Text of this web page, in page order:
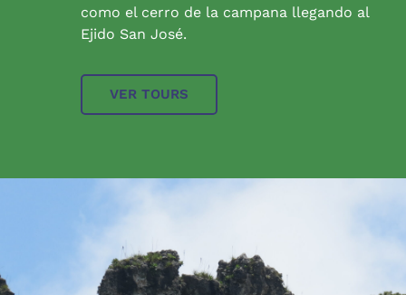
como el cerro de la campana llegando al
Ejido San José.
VER TOURS